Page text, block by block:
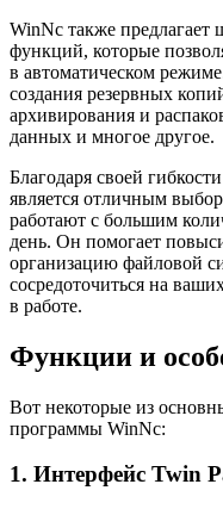
WinNc также
функций, которые
в автоматическом
создания резервных
архивирования и
данных и многое другое.
Благодаря своей
является отличным
работают с большим
день. Он помогает
организацию файловой
сосредоточиться на
в работе.
Функции и
Вот некоторые из
программы WinNc:
1. Интерфейс Twin